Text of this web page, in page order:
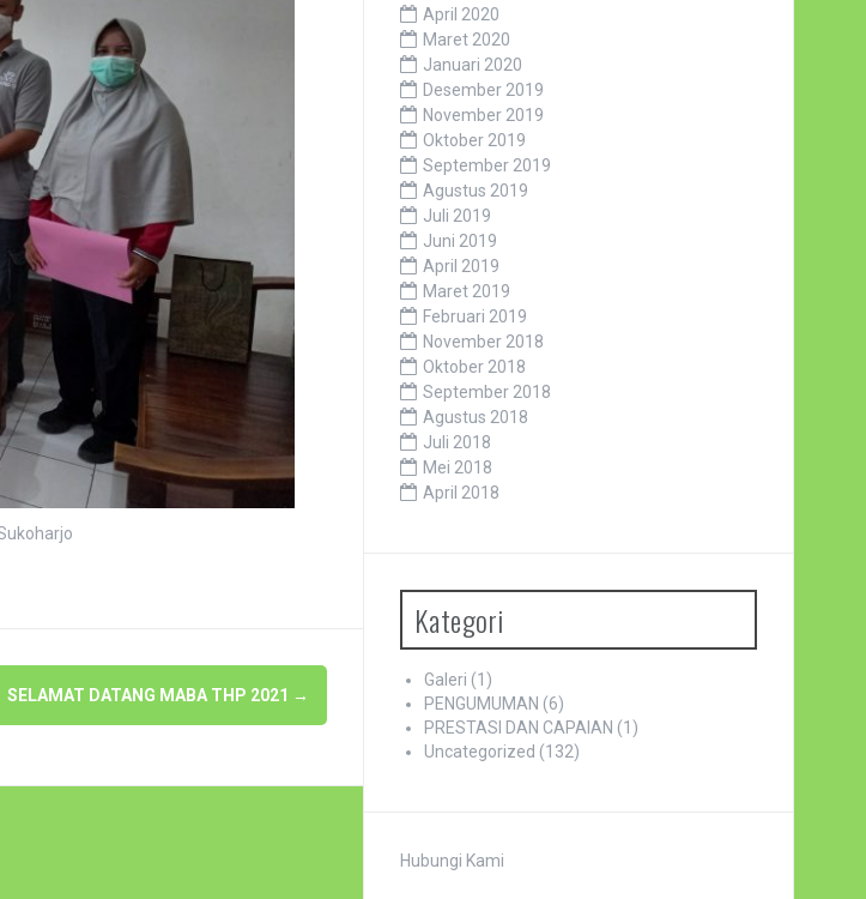
SELAMAT DATANG MABA THP 2021 →
April 2020
Maret 2020
Januari 2020
Desember 2019
November 2019
Oktober 2019
September 2019
Agustus 2019
Juli 2019
Juni 2019
April 2019
Maret 2019
Februari 2019
November 2018
Oktober 2018
September 2018
Agustus 2018
Juli 2018
Mei 2018
April 2018
Kategori
Galeri (1)
PENGUMUMAN (6)
PRESTASI DAN CAPAIAN (1)
Uncategorized (132)
Hubungi Kami